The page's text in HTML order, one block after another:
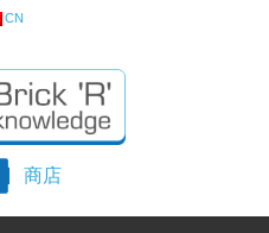
CN
商店